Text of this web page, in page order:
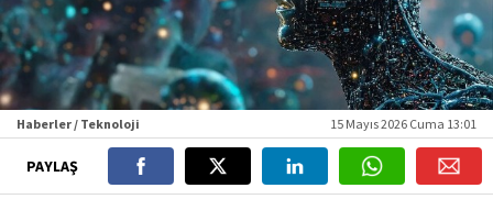
Haberler / Teknoloji 15 Mayıs 2026 Cuma 13:01
PAYLAŞ